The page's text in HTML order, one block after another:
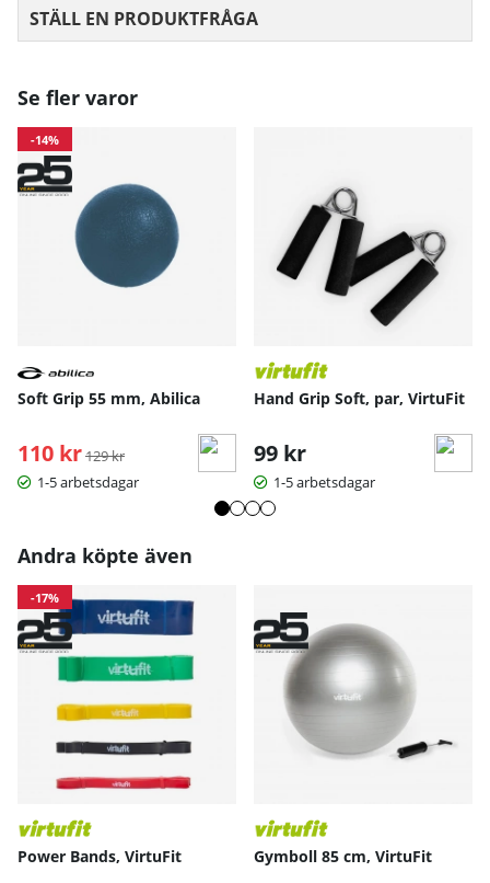
STÄLL EN PRODUKTFRÅGA
Se fler varor
-14%
Soft Grip 55 mm, Abilica
110 kr Ordinarie pris:
129 kr
1-5 arbetsdagar
Hand Grip Soft, par, VirtuFit
99 kr
1-5 arbetsdagar
Andra köpte även
-17%
Power Bands, VirtuFit Gymboll 85 cm, VirtuFit